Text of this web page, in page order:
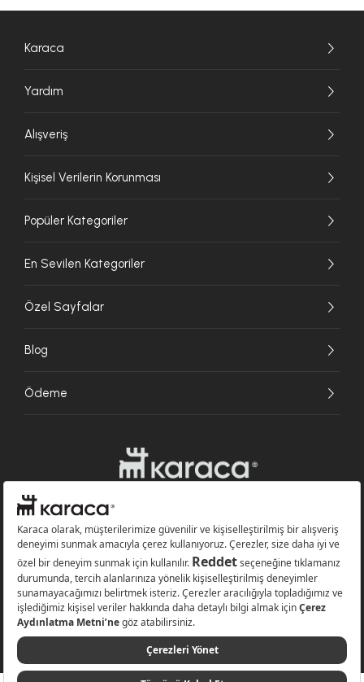
Karaca
Yardım
Alışveriş
Kişisel Verilerin Korunması
Popüler Kategoriler
En Sevilen Kategoriler
Özel Sayfalar
Blog
Ödeme
Websitesinde kullanılan bazı görseller yapay zekâ (AI) ile üretilmiştir.
Karaca.com © 2026 - Karaca Züccaciye A.Ş. Tüm hakları saklıdır.